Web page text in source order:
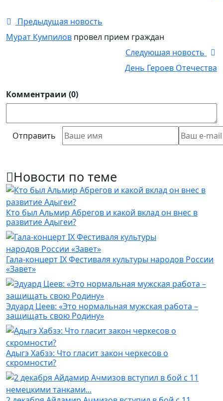
Предыдущая новость
Мурат Кумпилов провел прием граждан
Следуюшая новость
День Героев Отечества
Комментраии (0)
Отправить
Новости по теме
Кто был Альмир Абрегов и какой вклад он внес в
развитие Адыгеи?
Гала-концерт IX Фестиваля культуры народов России
«Завет»
Эдуард Цеев: «Это нормальная мужская работа –
защищать свою Родину»
Адыгэ Хабзэ: Что гласит закон черкесов о
скромности?